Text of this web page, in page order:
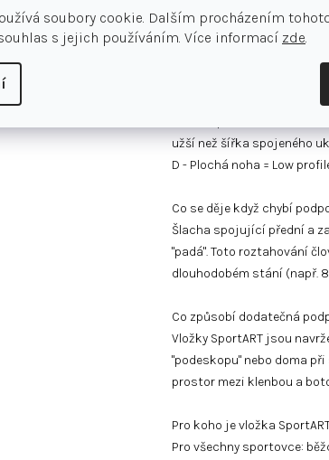
soubory cookie. Dalším procházením
s jejich používáním. Více informací zde
= Med profile (žlutá
šířka spojeného
= Med profile (žlutá
ukazováček a prostředník
/>= Low profile (červená
užší než šířka spojeného
D - Plochá noha = Low
Co se děje když chybí
Šlacha spojující přední a
"padá". Toto roztahování
dlouhodobém stání (např.
Co způsobí dodatečná
Vložky SportART jsou
"podeskopu" nebo doma
prostor mezi klenbou a
Pro koho je vložka
Pro všechny sportovce: